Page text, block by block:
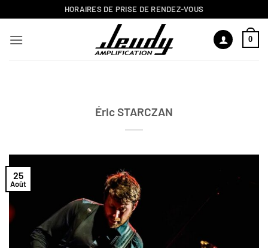
au
contenu
HORAIRES DE PRISE DE RENDEZ-VOUS
0
Éric STARCZAN
25
Août